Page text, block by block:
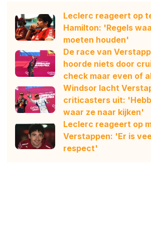
Leclerc reageert op
Hamilton: 'Regels
moeten houden'
De race van
hoorde niets door
check maar even of
Windsor lacht
criticasters uit:
waar ze naar kijken'
Leclerc reageert op
Verstappen: 'Er is
respect'